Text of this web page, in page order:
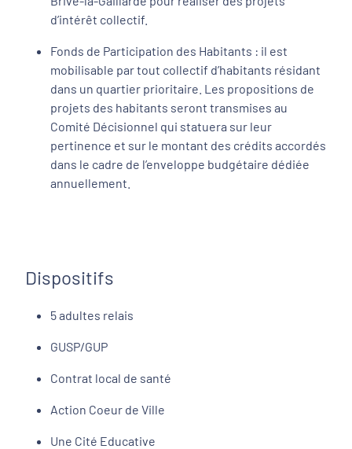
d’intérêt collectif.
Fonds de Participation des Habitants : il est
mobilisable par tout collectif d’habitants résidant
dans un quartier prioritaire. Les propositions de
projets des habitants seront transmises au
Comité Décisionnel qui statuera sur leur
pertinence et sur le montant des crédits accordés
dans le cadre de l’enveloppe budgétaire dédiée
annuellement.
Dispositifs
5 adultes relais
GUSP/GUP
Contrat local de santé
Action Coeur de Ville
Une Cité Educative